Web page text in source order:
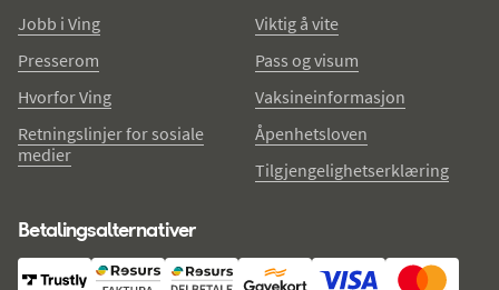
Jobb i Ving
Presserom
Hvorfor Ving
Retningslinjer for sosiale
medier
Viktig å vite
Pass og visum
Vaksineinformasjon
Åpenhetsloven
Tilgjengelighetserklæring
Betalingsalternativer